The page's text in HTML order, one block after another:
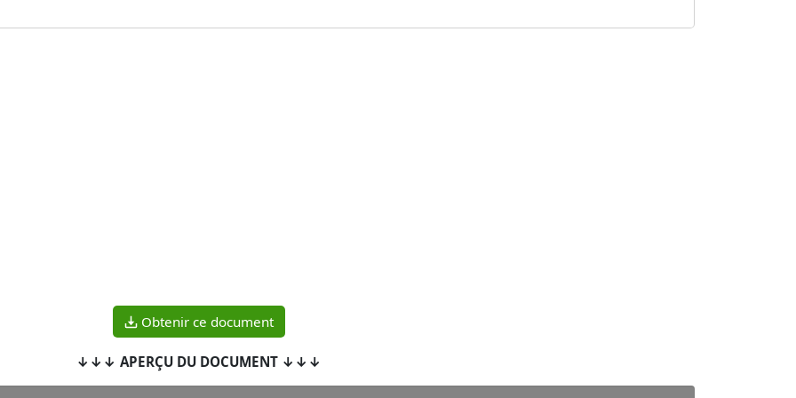
Obtenir ce document
↓↓↓ APERÇU DU DOCUMENT ↓↓↓